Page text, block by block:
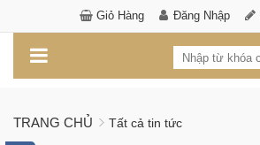
Giỏ Hàng Đăng Nhập
TRANG CHỦ Tất cả tin tức